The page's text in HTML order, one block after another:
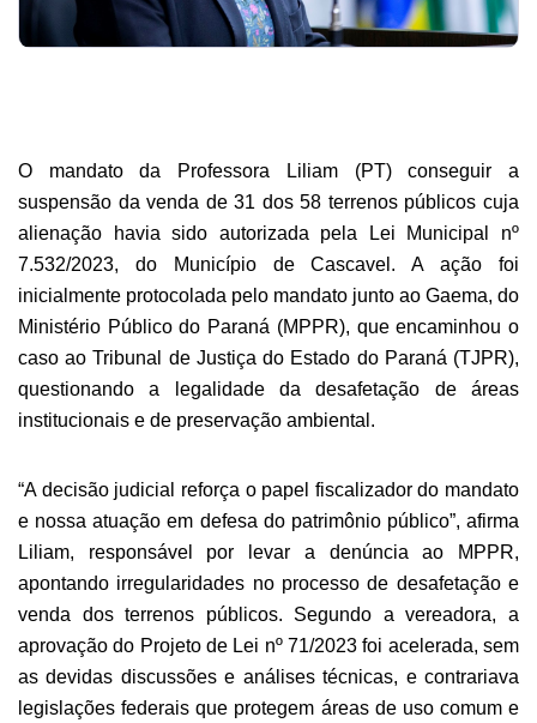
O mandato da Professora Liliam (PT) conseguir a
suspensão da venda de 31 dos 58 terrenos públicos cuja
alienação havia sido autorizada pela Lei Municipal nº
7.532/2023, do Município de Cascavel. A ação foi
inicialmente protocolada pelo mandato junto ao Gaema, do
Ministério Público do Paraná (MPPR), que encaminhou o
caso ao Tribunal de Justiça do Estado do Paraná (TJPR),
questionando a legalidade da desafetação de áreas
institucionais e de preservação ambiental.
“A decisão judicial reforça o papel fiscalizador do mandato
e nossa atuação em defesa do patrimônio público”, afirma
Liliam, responsável por levar a denúncia ao MPPR,
apontando irregularidades no processo de desafetação e
venda dos terrenos públicos. Segundo a vereadora, a
aprovação do Projeto de Lei nº 71/2023 foi acelerada, sem
as devidas discussões e análises técnicas, e contrariava
legislações federais que protegem áreas de uso comum e